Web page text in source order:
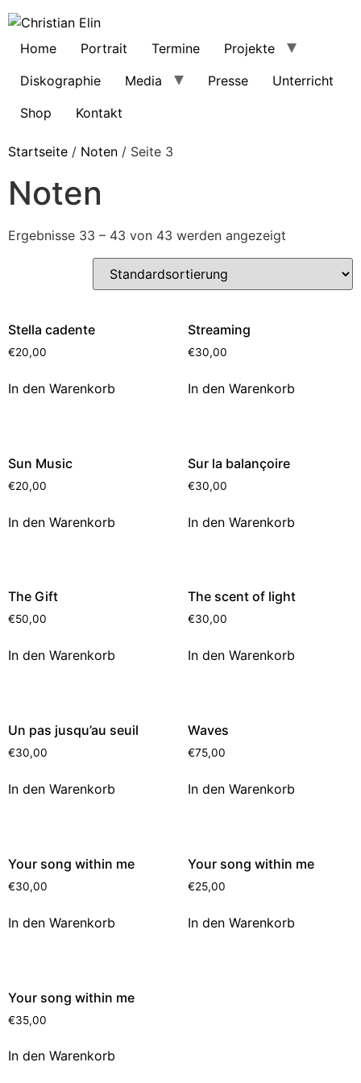
Home Portrait Termine
Projekte
Diskographie
Media Presse
Unterricht
Shop
Kontakt
Startseite / Noten / Seite 3
Noten
Ergebnisse 33 – 43 von 43 werden angezeigt
Stella cadente
€20,00
In den Warenkorb
Streaming
€30,00
In den Warenkorb
Sun Music
€20,00
In den Warenkorb
Sur la balançoire
€30,00
In den Warenkorb
The Gift
€50,00
In den Warenkorb
The scent of light
€30,00
In den Warenkorb
Un pas jusqu’au seuil
€30,00
In den Warenkorb
Waves
€75,00
In den Warenkorb
Your song within me
€30,00
In den Warenkorb
Your song within me
€25,00
In den Warenkorb
Your song within me
€35,00
In den Warenkorb